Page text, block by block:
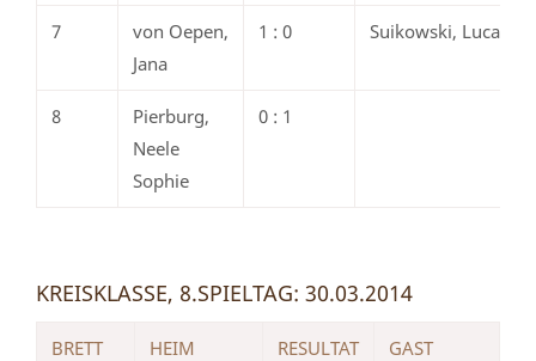
7
von Oepen,
Jana
1 : 0 Suikowski, Luca
8
Pierburg,
Neele
Sophie
0 : 1
KREISKLASSE, 8.SPIELTAG: 30.03.2014
BRETT HEIM RESULTAT GAST